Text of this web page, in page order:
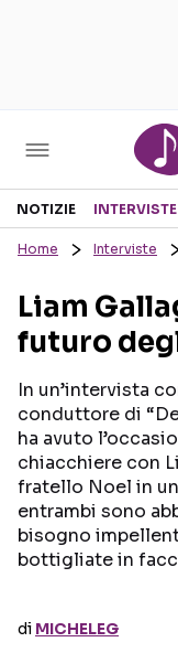
Sezioni
RECENSIONI
INTERVISTE
GOSSIP E
NOTIZIE INTERVISTE
Home Interviste
Liam
futuro
In un’intervista
conduttore di
ha avuto
chiacchiere con
fratello Noel in
entrambi sono
bisogno
bottigliate in
di MICHELEG